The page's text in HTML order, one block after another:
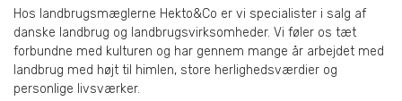
Hos landbrugsmæglerne Hekto&Co er vi specialister i salg af
danske landbrug og landbrugsvirksomheder. Vi føler os tæt
forbundne med kulturen og har gennem mange år arbejdet med
landbrug med højt til himlen, store herlighedsværdier og
personlige livsværker.